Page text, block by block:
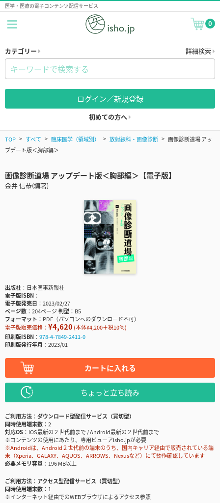
医学・医療の電子コンテンツ配信サービス
0
カテゴリー 詳細検索
ログイン／新規登録
初めての方へ
TOP すべて 臨床医学（領域別） 放射線科・画像診断
画像診断道場 アッ
プデート版＜胸部編＞
画像診断道場 アップデート版＜胸部編＞【電子版】
金井 信恭(編著)
出版社
日本医事新報社
電子版ISBN
電子版発売日
2023/02/27
ページ数
204ページ判型
B5
フォーマット
PDF（パソコンへのダウンロード不可）
電子版販売価格： ¥4,620(本体¥4,200＋税10％)
印刷版ISBN
978-4-7849-2411-0
印刷版発行年月
2023/01
カートに入れる
ちょっと立ち読み
ご利用方法
ダウンロード型配信サービス（買切型）
同時使用端末数
2
対応OS
iOS最新の２世代前まで / Android最新の２世代前まで
※コンテンツの使用にあたり、専用ビューアisho.jpが必要
※Androidは、Android２世代前の端末のうち、国内キャリア経由で販売されている端
末（Xperia、GALAXY、AQUOS、ARROWS、Nexusなど）にて動作確認しています
必要メモリ容量
196 MB以上
ご利用方法
アクセス型配信サービス（買切型）
同時使用端末数
1
※インターネット経由でのWEBブラウザによるアクセス参照